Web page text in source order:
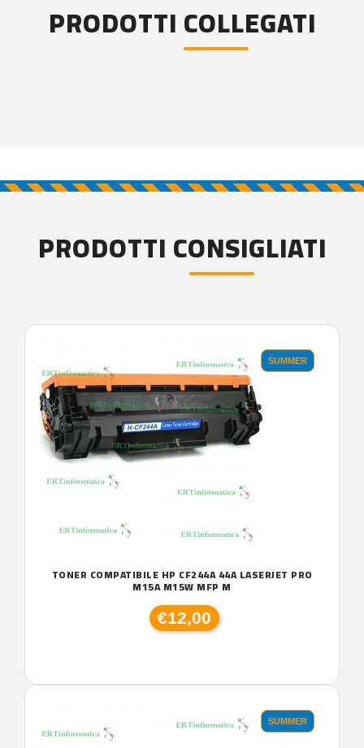
PRODOTTI COLLEGATI
PRODOTTI CONSIGLIATI
SUMMER
TONER COMPATIBILE HP CF244A 44A LASERJET PRO
M15A M15W MFP M
€12,00
SUMMER